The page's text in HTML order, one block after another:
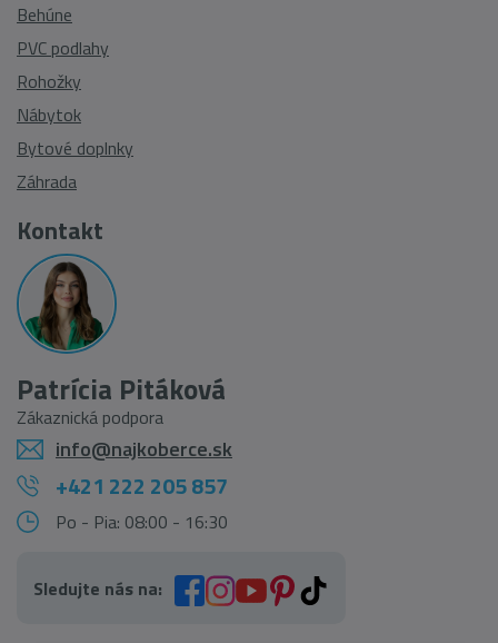
Behúne
PVC podlahy
Rohožky
Nábytok
Bytové doplnky
Záhrada
Kontakt
Patrícia Pitáková
Zákaznická podpora
info@najkoberce.sk
+421 222 205 857
Po - Pia: 08:00 - 16:30
Sledujte nás na: